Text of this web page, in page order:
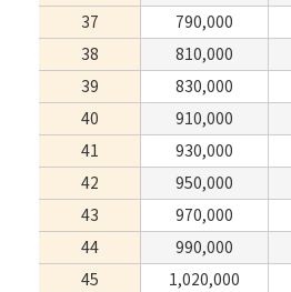
37 790,000
38
810,000
39
830,000
40
910,000
41
930,000
42
950,000
43
970,000
44
990,000
45
1,020,000